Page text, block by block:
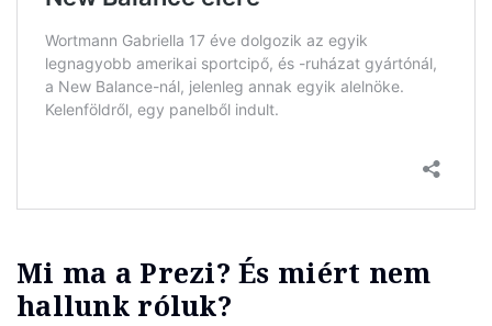
Mi ma a Prezi? És miért nem
hallunk róluk?